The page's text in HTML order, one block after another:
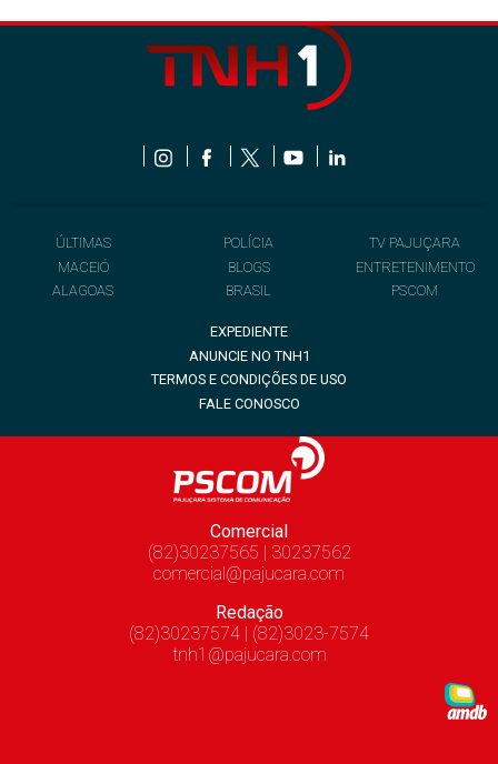
ÚLTIMAS
MACEIÓ
ALAGOAS
POLÍCIA
BLOGS
BRASIL
TV PAJUÇARA
ENTRETENIMENTO
PSCOM
EXPEDIENTE
ANUNCIE NO TNH1
TERMOS E CONDIÇÕES DE USO
FALE CONOSCO
Comercial
(82)30237565 | 30237562
comercial@pajucara.com
Redação
(82)30237574 | (82)3023-7574
tnh1@pajucara.com